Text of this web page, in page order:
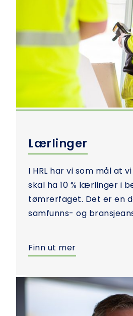
Lærlinger
I HRL har vi som mål at
skal ha 10 % lærlinger i
tømrerfaget. Det er en
samfunns- og
Finn ut mer